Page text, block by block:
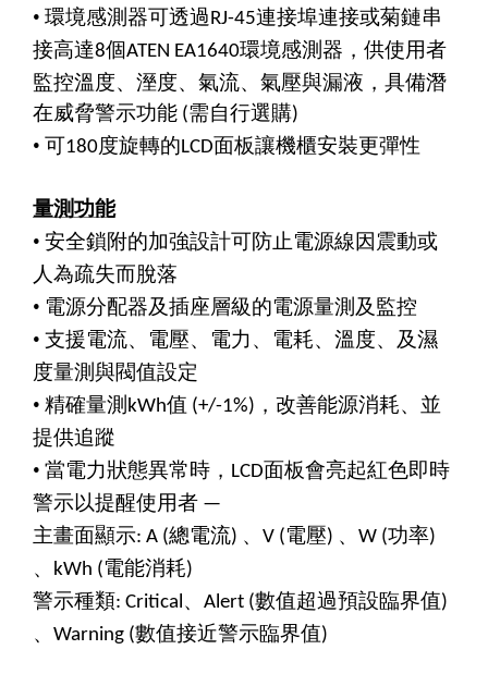
• 環境感測器可透過 RJ-45連接埠連接或菊鏈串
接高達8個ATEN EA1640環境感測器，供使用者
監控溫度、溼度、氣流、氣壓與漏液，具備潛
在威脅警示功能 (需自行選購)
• 可180度旋轉的 LCD面板讓機櫃安裝更彈性
量測功能
• 安全鎖附的加強設計可防止電源線因震動或
人為疏失而脫落
• 電源分配器及插座層級的電源量測及監控
• 支援電流、電壓、電力、電耗、溫度、及濕
度量測與閥值設定
• 精確量測 kWh值 (+/-1%) ，改善能源消耗、並
提供追蹤
• 當電力狀態異常時， LCD面板會亮起紅色即時
警示以提醒使用者 —
主畫面顯示: A (總電流) 、 V (電壓) 、 W (功率)
、 kWh (電能消耗)
警示種類: Critical 、 Alert (數值超過預設臨界值)
、 Warning (數值接近警示臨界值)